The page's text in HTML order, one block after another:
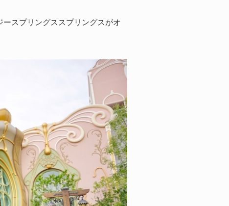
スプリングススプリングスがオ